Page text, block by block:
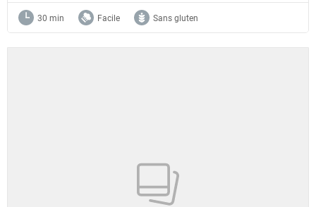
30 min Facile Sans gluten